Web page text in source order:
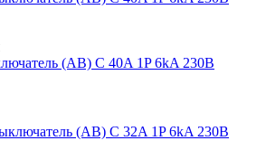
(АВ) C 40A 1P 6kA 230В